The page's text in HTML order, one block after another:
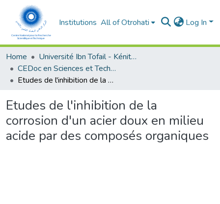
Institutions All of Otrohati Log In
Home
Université Ibn Tofail - Kénitra
CEDoc en Sciences et Techniques et Sciences Médicales (CED - STSM)
Etudes de l'inhibition de la corrosion d'un acier doux en milieu acide par des composés organiques
Etudes de l'inhibition de la
corrosion d'un acier doux en milieu
acide par des composés organiques